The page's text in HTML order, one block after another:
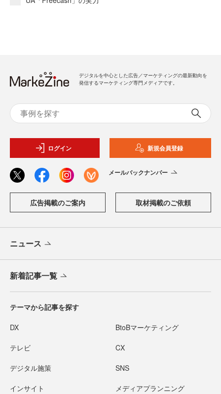
デジタルを中心とした広告／マーケティングの最新動向を
発信するマーケティング専門メディアです。
ログイン 新規会員登録
メールバックナンバー
広告掲載のご案内 取材掲載のご依頼
ニュース
新着記事一覧
テーマから記事を探す
DX BtoBマーケティング
テレビ CX
デジタル施策 SNS
インサイト メディアプランニング